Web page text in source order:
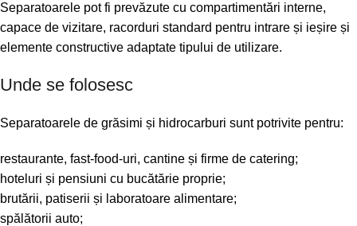
Separatoarele pot fi prevăzute cu compartimentări interne,
capace de vizitare, racorduri standard pentru intrare și ieșire și
elemente constructive adaptate tipului de utilizare.
Unde se folosesc
Separatoarele de grăsimi și hidrocarburi sunt potrivite pentru:
restaurante, fast-food-uri, cantine și firme de catering;
hoteluri și pensiuni cu bucătărie proprie;
brutării, patiserii și laboratoare alimentare;
spălătorii auto;